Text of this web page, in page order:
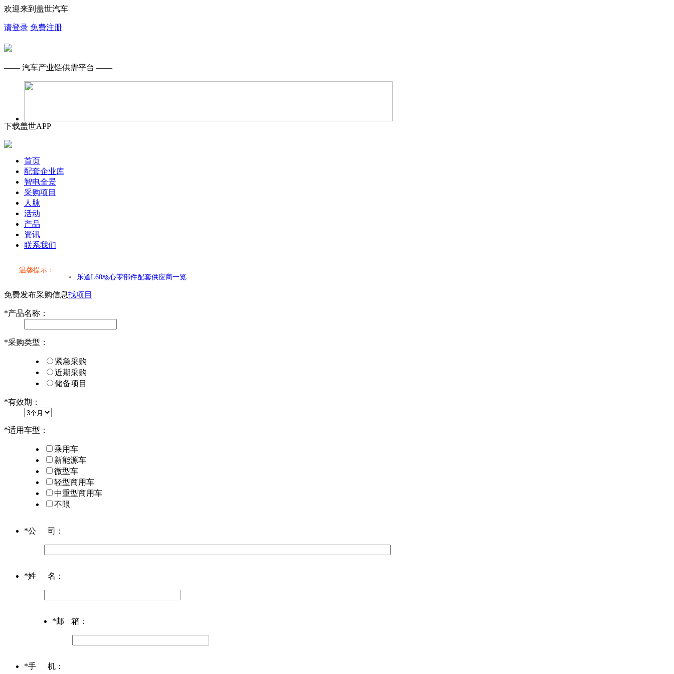
欢迎来到盖世汽车
请登录 免费注册
—— 汽车产业链供需平台 ——
下载盖世APP
首页
配套企业库
智电全景
采购项目
人脉
活动
产品
资讯
联系我们
温馨提示：
乐道L60核心零部件配套供应商一览
第二代 AION V核心零部件配套供应商一览
第二代 AION V核心零部件配套供应商一览
免费发布采购信息找项目
*产品名称：
*采购类型：
紧急采购
近期采购
储备项目
*有效期：
*适用车型：
乘用车
新能源车
微型车
轻型商用车
中重型商用车
不限
*公司 ：
*姓名 ：
*邮箱 ：
*手机 ：